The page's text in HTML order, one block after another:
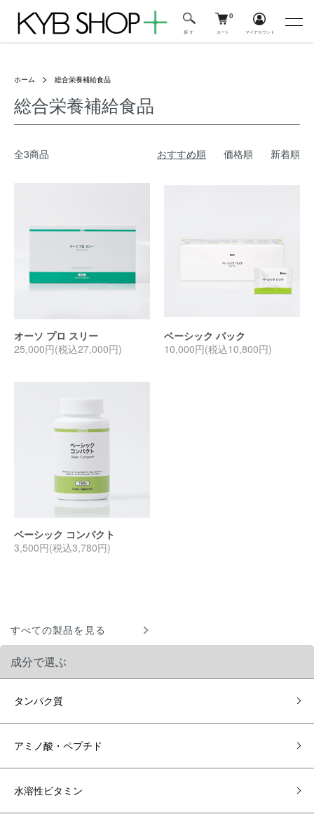
探 す
0
カート マイアカウント
ホーム 総合栄養補給食品
総合栄養補給食品
全3商品 おすすめ順 価格順 新着順
オーソ プロ スリー
25,000円(税込27,000円)
ベーシック パック
10,000円(税込10,800円)
ベーシック コンパクト
3,500円(税込3,780円)
すべての製品を見る
成分で選ぶ
タンパク質
アミノ酸・ペプチド
水溶性ビタミン